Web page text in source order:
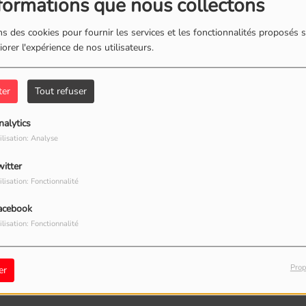
que nous collectons
des cookies pour fournir les services et les fonctionnalités proposés
l'expérience de nos utilisateurs.
Tout refuser
Analyse
Fonctionnalité
Fonctionnalité
PHARE DE BEL AIR
MAFATE
PITON DE LA FOURNAISE
GOUFFRE DE L'ETANG-SALÉ